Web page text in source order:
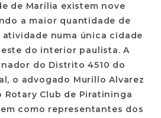
de Marília existem nove
a maior quantidade de
numa única cidade
do interior paulista. A
do Distrito 4510 do
o advogado Murillo Alvarez
Rotary Club de Piratininga
como representantes dos